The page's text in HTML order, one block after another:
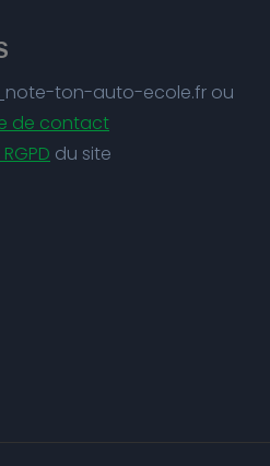
ton-auto-ecole.fr ou
de contact
du site